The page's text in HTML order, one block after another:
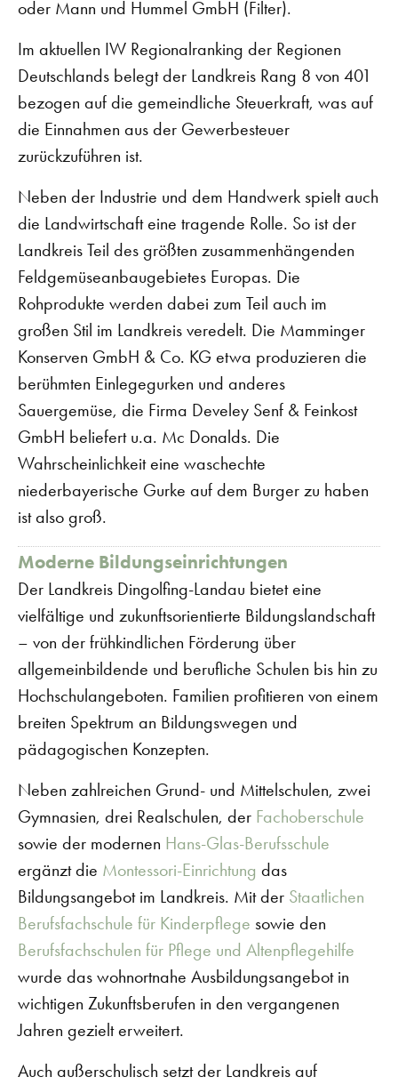
oder Mann und Hummel GmbH (Filter).
Im aktuellen IW Regionalranking der Regionen
Deutschlands belegt der Landkreis Rang 8 von 401
bezogen auf die gemeindliche Steuerkraft, was auf
die Einnahmen aus der Gewerbesteuer
zurückzuführen ist.
Neben der Industrie und dem Handwerk spielt auch
die Landwirtschaft eine tragende Rolle. So ist der
Landkreis Teil des größten zusammenhängenden
Feldgemüseanbaugebietes Europas. Die
Rohprodukte werden dabei zum Teil auch im
großen Stil im Landkreis veredelt. Die Mamminger
Konserven GmbH & Co. KG etwa produzieren die
berühmten Einlegegurken und anderes
Sauergemüse, die Firma Develey Senf & Feinkost
GmbH beliefert u.a. Mc Donalds. Die
Wahrscheinlichkeit eine waschechte
niederbayerische Gurke auf dem Burger zu haben
ist also groß.
Moderne Bildungseinrichtungen
Der Landkreis Dingolfing-Landau bietet eine
vielfältige und zukunftsorientierte Bildungslandschaft
– von der frühkindlichen Förderung über
allgemeinbildende und berufliche Schulen bis hin zu
Hochschulangeboten. Familien profitieren von einem
breiten Spektrum an Bildungswegen und
pädagogischen Konzepten.
Neben zahlreichen Grund- und Mittelschulen, zwei
Gymnasien, drei Realschulen, der Fachoberschule
sowie der modernen Hans-Glas-Berufsschule
ergänzt die Montessori-Einrichtung das
Bildungsangebot im Landkreis. Mit der Staatlichen
Berufsfachschule für Kinderpflege sowie den
Berufsfachschulen für Pflege und Altenpflegehilfe
wurde das wohnortnahe Ausbildungsangebot in
wichtigen Zukunftsberufen in den vergangenen
Jahren gezielt erweitert.
Auch außerschulisch setzt der Landkreis auf